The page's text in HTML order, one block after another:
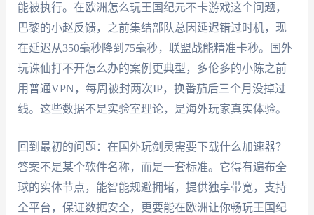
能被执行。在欧洲怎么玩王国纪元不卡游戏这个问题，
巴黎的小赵反馈，之前集结部队总因延迟错过时机，现
在延迟从350毫秒降到75毫秒，联盟战能精准卡秒。国外
玩诛仙打不开怎么办的案例更典型，多伦多的小陈之前
用普通VPN，每周被封两次IP，换番茄后三个月没掉过
线。这些数据不是实验室理论，是海外玩家真实体验。
回到最初的问题：在国外玩剑灵需要下载什么加速器？
答案不是某个软件名称，而是一套标准。它得有遍布全
球的实体节点，能智能规避拥堵，提供独享带宽，支持
全平台，保证数据安全，更要能在欧洲让你畅玩王国纪